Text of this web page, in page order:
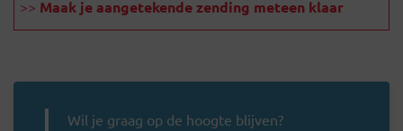
>> Maak je aangetekende zending meteen klaar
Wil je graag op de hoogte blijven?